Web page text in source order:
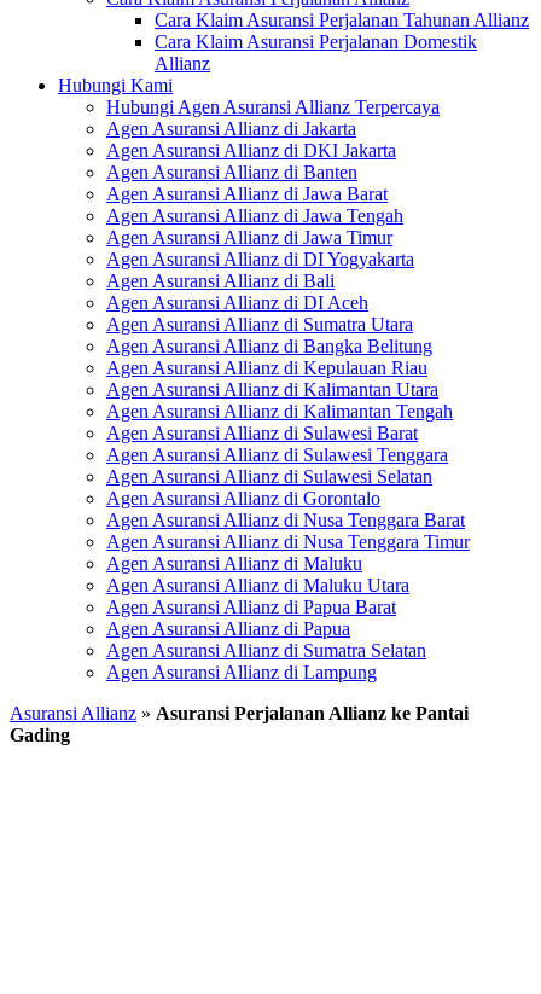
Cara Klaim Asuransi Perjalanan Tahunan Allianz
Cara Klaim Asuransi Perjalanan Domestik
Allianz
Hubungi Kami
Hubungi Agen Asuransi Allianz Terpercaya
Agen Asuransi Allianz di Jakarta
Agen Asuransi Allianz di DKI Jakarta
Agen Asuransi Allianz di Banten
Agen Asuransi Allianz di Jawa Barat
Agen Asuransi Allianz di Jawa Tengah
Agen Asuransi Allianz di Jawa Timur
Agen Asuransi Allianz di DI Yogyakarta
Agen Asuransi Allianz di Bali
Agen Asuransi Allianz di DI Aceh
Agen Asuransi Allianz di Sumatra Utara
Agen Asuransi Allianz di Bangka Belitung
Agen Asuransi Allianz di Kepulauan Riau
Agen Asuransi Allianz di Kalimantan Utara
Agen Asuransi Allianz di Kalimantan Tengah
Agen Asuransi Allianz di Sulawesi Barat
Agen Asuransi Allianz di Sulawesi Tenggara
Agen Asuransi Allianz di Sulawesi Selatan
Agen Asuransi Allianz di Gorontalo
Agen Asuransi Allianz di Nusa Tenggara Barat
Agen Asuransi Allianz di Nusa Tenggara Timur
Agen Asuransi Allianz di Maluku
Agen Asuransi Allianz di Maluku Utara
Agen Asuransi Allianz di Papua Barat
Agen Asuransi Allianz di Papua
Agen Asuransi Allianz di Sumatra Selatan
Agen Asuransi Allianz di Lampung
Asuransi Allianz » Asuransi Perjalanan Allianz ke Pantai
Gading